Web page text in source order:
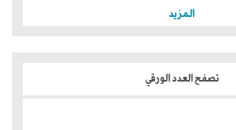
المزيد
تصفح العدد الورقي